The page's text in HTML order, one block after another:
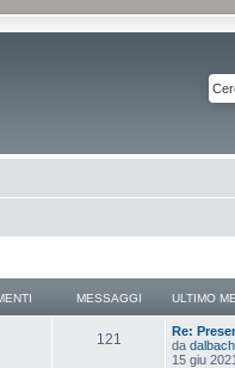
MESSAGGI ULTIMO
121
Re:
da dalbach
15 giu